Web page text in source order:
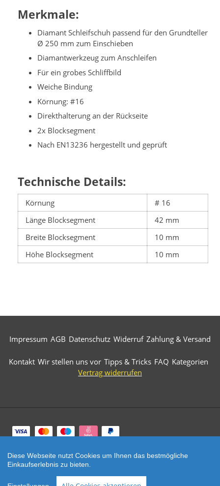
Merkmale:
Diamant Schleifschuh passend für den Grundteller
Ø 250 mm zum Einschieben
Diamantwerkzeug zum Anschleifen
Für ein grobes Schliffbild
Weiche Bindung
Körnung: #16
Direkthalterung an der Rückseite
2x Blocksegment
Nach EN13236 hergestellt und geprüft
Technische Details:
Körnung
# 16
Länge Blocksegment
42 mm
Breite Blocksegment
10 mm
Höhe Blocksegment
10 mm
Impressum AGB Datenschutz Widerruf Zahlung & Versand
Kontakt Wir stellen uns vor Tipps & Tricks FAQ Kategorien
Vertrag widerrufen
Zahlungsarten
© 2026 Märkische Diamantwerkzeuge. All Rights
Reserved.
Diese Webseite nutzt Cookies um Ihnen das bestmögliche
Einkaufserlebnis zu bieten.